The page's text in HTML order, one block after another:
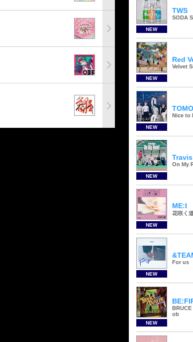
NEW
TWS
SODA
NEW
Red
Velvet
NEW
Nice to
NEW
On My
NEW
ME:I
花咲く
NEW
For us
NEW
BRUCE
ob